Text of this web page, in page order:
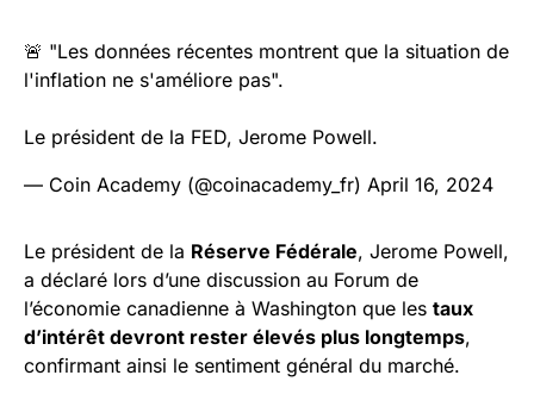
🚨 "Les données récentes montrent que la situation de
l'inflation ne s'améliore pas".
Le président de la FED, Jerome Powell.
— Coin Academy (@coinacademy_fr) April 16, 2024
Le président de la Réserve Fédérale, Jerome Powell,
a déclaré lors d’une discussion au Forum de
l’économie canadienne à Washington que les taux
d’intérêt devront rester élevés plus longtemps,
confirmant ainsi le sentiment général du marché.